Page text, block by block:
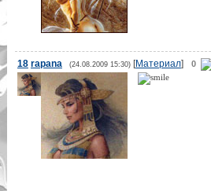
0
18 rapana (24.08.2009 15:30)[Материал]